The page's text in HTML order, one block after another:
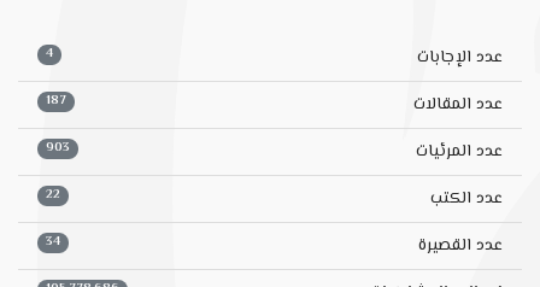
عدد الإجابات 4
عدد المقالات 187
عدد المرئيات 903
عدد الكتب 22
عدد القصيرة 34